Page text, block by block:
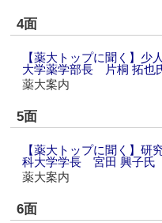
4面
【薬大トップに聞く】少
大学薬学部長 片桐 拓也
薬大案内
5面
【薬大トップに聞く】研
科大学学長 宮田 興子氏
薬大案内
6面